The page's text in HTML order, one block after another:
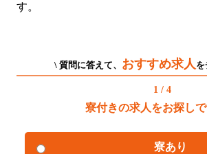
す。
\ 質問に答えて、 おすすめ求人
1 / 4
寮付きの求人をお探し
寮あり